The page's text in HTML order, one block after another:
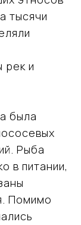
тысячи
рек и
была
Рыба
в питании,
Помимо